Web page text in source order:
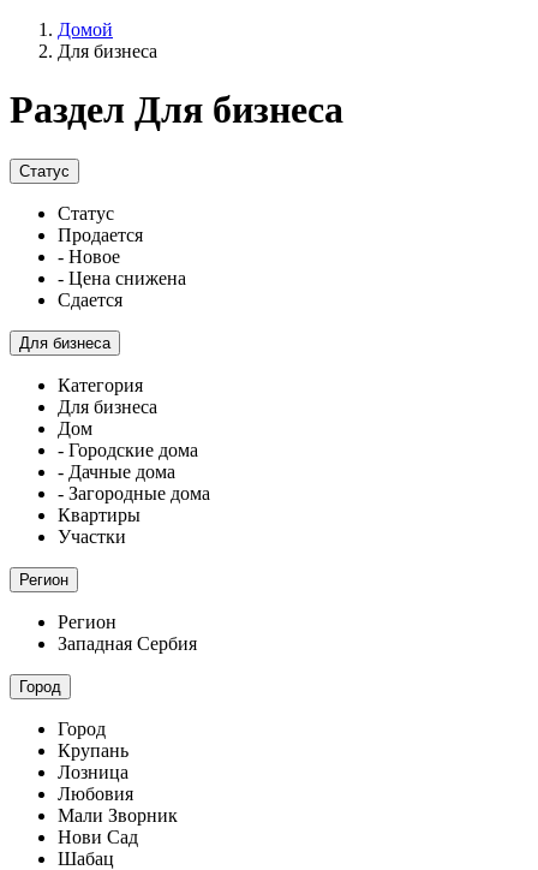
Домой
Для бизнеса
Раздел Для бизнеса
Статус
Статус
Продается
- Новое
- Цена снижена
Сдается
Для бизнеса
Категория
Для бизнеса
Дом
- Городские дома
- Дачные дома
- Загородные дома
Квартиры
Участки
Регион
Регион
Западная Сербия
Город
Город
Крупань
Лозница
Любовия
Мали Зворник
Нови Сад
Шабац